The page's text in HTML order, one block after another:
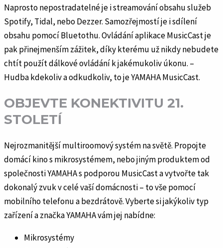
Naprosto nepostradatelné je i streamování obsahu služeb
Spotify, Tidal, nebo Dezzer. Samozřejmostí je i sdílení
obsahu pomocí Bluetothu. Ovládání aplikace MusicCast je
pak přinejmenším zážitek, díky kterému už nikdy nebudete
chtít použít dálkové ovládání k jakémukoliv úkonu. –
Hudba kdekoliv a odkudkoliv, to je YAMAHA MusicCast.
OBJEVTE KONEKTIVITU 21.
STOLETÍ
Nejrozmanitější multiroomový systém na světě. Propojte
domácí kino s mikrosystémem, nebo jiným produktem od
společnosti YAMAHA s podporou MusicCast a vytvořte tak
dokonalý zvuk v celé vaší domácnosti – to vše pomocí
mobilního telefonu a bezdrátově. Vyberte si jakýkoliv typ
zařízení a značka YAMAHA vám jej nabídne:
Mikrosystémy